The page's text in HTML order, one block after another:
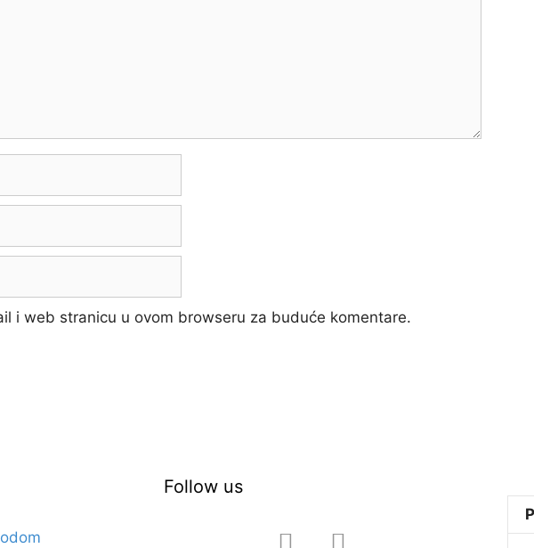
i web stranicu u ovom browseru za buduće komentare.
Follow us
facebook instagram
P